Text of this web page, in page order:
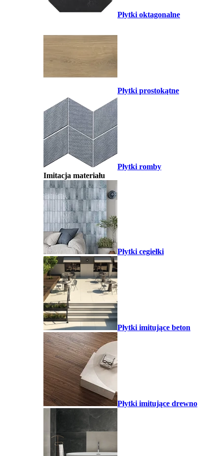
Płytki oktagonalne
Płytki prostokątne
Płytki romby
Imitacja materiału
Płytki cegiełki
Płytki imitujące beton
Płytki imitujące drewno